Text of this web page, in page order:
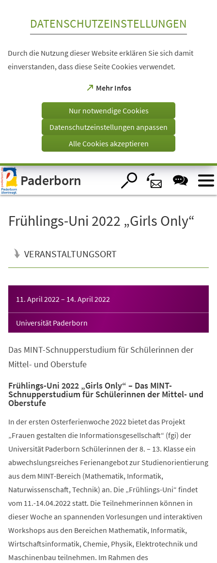
Visuelle
Assistenzsoftware
öffnen.
DATENSCHUTZEINSTELLUNGEN
Durch die Nutzung dieser Website erklären Sie sich damit
einverstanden, dass diese Seite Cookies verwendet.
Mehr Infos
(Öffnet
einem
Tab)
Nur notwendige Cookies
Datenschutzeinstellungen anpassen
Alle Cookies akzeptieren
Paderborn
Frühlings-Uni 2022 „Girls Only“
VERANSTALTUNGSORT
11. April 2022 – 14. April 2022
Universität Paderborn
Das MINT-Schnupperstudium für Schülerinnen der
Mittel- und Oberstufe
Frühlings-Uni 2022 „Girls Only“ – Das MINT-
Schnupperstudium für Schülerinnen der Mittel- und
Oberstufe
In der ersten Osterferienwoche 2022 bietet das Projekt
„Frauen gestalten die Informationsgesellschaft“ (fgi) der
Universität Paderborn Schülerinnen der 8. – 13. Klasse ein
abwechslungsreiches Ferienangebot zur Studienorientierung
aus dem MINT-Bereich (Mathematik, Informatik,
Naturwissenschaft, Technik) an. Die „Frühlings-Uni“ findet
vom 11.-14.04.2022 statt. Die Teilnehmerinnen können in
dieser Woche an spannenden Vorlesungen und interaktiven
Workshops aus den Bereichen Mathematik, Informatik,
Wirtschaftsinformatik, Chemie, Physik, Elektrotechnik und
Maschinenbau teilnehmen. Im Rahmen des